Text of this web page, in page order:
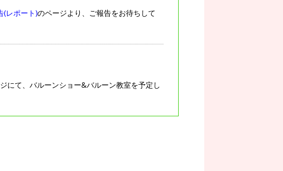
(レポート)のページより、ご報告をお待ちして
にて、バルーンショー&バルーン教室を予定し